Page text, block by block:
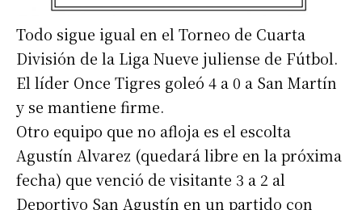
Todo sigue igual en el Torneo de Cuarta
División de la Liga Nueve juliense de Fútbol.
El líder Once Tigres goleó 4 a 0 a San Martín
y se mantiene firme.
Otro equipo que no afloja es el escolta
Agustín Alvarez (quedará libre en la próxima
fecha) que venció de visitante 3 a 2 al
Deportivo San Agustín en un partido con